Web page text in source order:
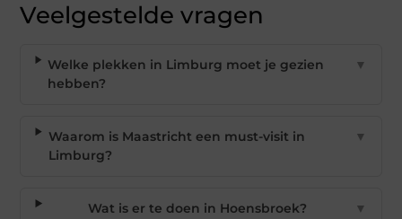
Veelgestelde vragen
Welke plekken in Limburg moet je gezien
hebben?
▼
Waarom is Maastricht een must-visit in
Limburg?
▼
Wat is er te doen in Hoensbroek? ▼